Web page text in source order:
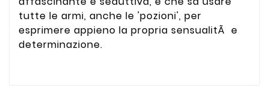
tutte le armi, anche le 'pozioni', per
esprimere appieno la propria sensualitÃ e
determinazione.